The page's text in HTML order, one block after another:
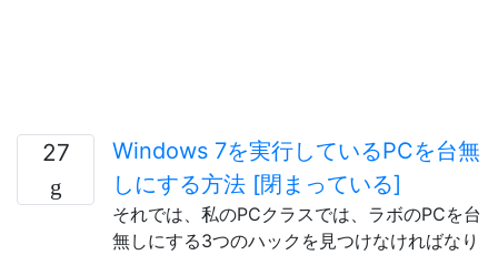
27
Windows 7を実行しているPCを台無
しにする方法 [閉まっている]
それでは、私のPCクラスでは、ラボのPCを台
無しにする3つのハックを見つけなければなり